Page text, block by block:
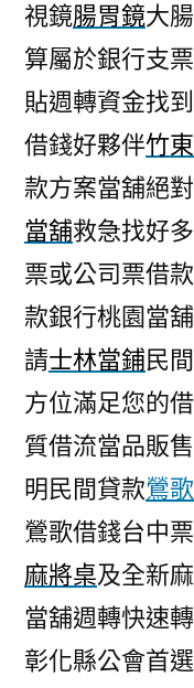
視鏡腸胃鏡大
算屬於銀行支
貼週轉資金找
借錢好夥伴竹
款方案當舖絕
當舖救急找好
票或公司票借
款銀行桃園當
請士林當鋪民
方位滿足您的
質借流當品販
明民間貸款鶯
鶯歌借錢台中
麻將桌及全新
當舖週轉快速
彰化縣公會首